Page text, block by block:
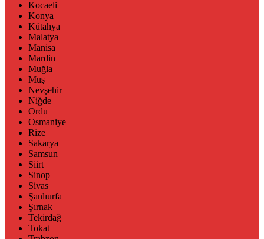
Kocaeli
Konya
Kütahya
Malatya
Manisa
Mardin
Muğla
Muş
Nevşehir
Niğde
Ordu
Osmaniye
Rize
Sakarya
Samsun
Siirt
Sinop
Sivas
Şanlıurfa
Şırnak
Tekirdağ
Tokat